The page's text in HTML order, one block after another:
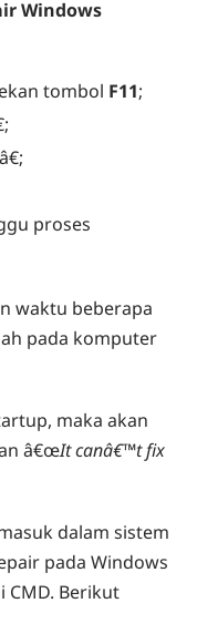
Windows
tombol F11;
â€;
proses
waktu beberapa
pada komputer
maka akan
â€œIt canâ€™t fix
dalam sistem
pada Windows
CMD. Berikut